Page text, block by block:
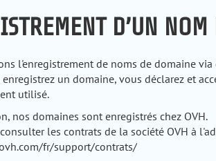
D’UN
l'enregistrement de noms de domaine
enregistrez un domaine, vous déclarez et
utilisé.
nos domaines sont enregistrés chez OVH.
les contrats de la société OVH à
fr/support/contrats/